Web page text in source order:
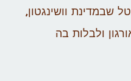
שבמדינת וושינגטון,
ולבלות בה